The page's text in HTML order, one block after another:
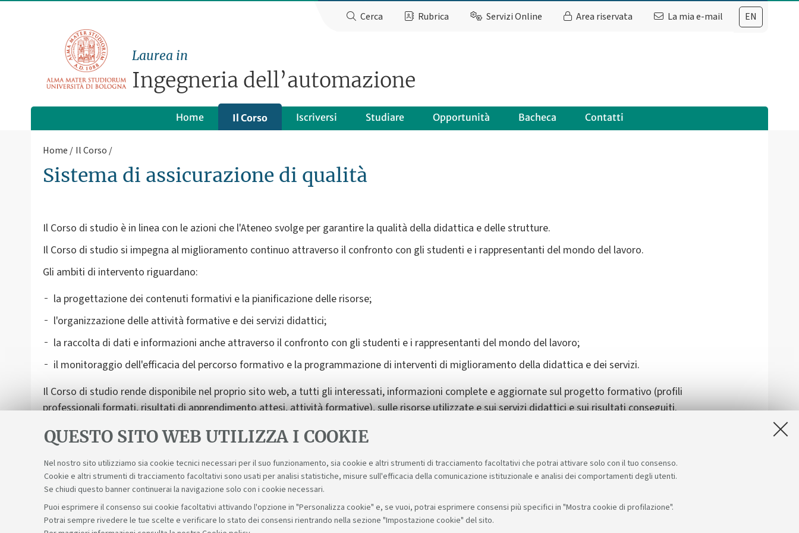
QUESTO SITO WEB UTILIZZA I COOKIE
Nel nostro sito utilizziamo sia cookie tecnici necessari per il suo funzionamento, sia cookie e altri strumenti di tracciamento facoltativi che potrai attivare solo con il tuo consenso.
Cookie e altri strumenti di tracciamento facoltativi sono usati per analisi statistiche, misure sull'efficacia della comunicazione istituzionale e analisi dei comportamenti degli utenti.
Se chiudi questo banner continuerai la navigazione solo con i cookie necessari.
Puoi esprimere il consenso sui cookie facoltativi attivando l'opzione in "Personalizza cookie" e, se vuoi, potrai esprimere consensi più specifici in "Mostra cookie di profilazione".
Potrai sempre rivedere le tue scelte e verificare lo stato dei consensi rientrando nella sezione "Impostazione cookie" del sito.
EN
Cerca Rubrica Servizi Online Area riservata La mia e-mail
Laurea in
Ingegneria dell’automazione
Home Il Corso Iscriversi Studiare Opportunità Bacheca Contatti
Home Il Corso
Sistema di assicurazione di qualità
Il Corso di studio è in linea con le azioni che l'Ateneo svolge per garantire la qualità della didattica e delle strutture.
Il Corso di studio si impegna al miglioramento continuo attraverso il confronto con gli studenti e i rappresentanti del mondo del lavoro.
Gli ambiti di intervento riguardano:
la progettazione dei contenuti formativi e la pianificazione delle risorse;
l'organizzazione delle attività formative e dei servizi didattici;
la raccolta di dati e informazioni anche attraverso il confronto con gli studenti e i rappresentanti del mondo del lavoro;
il monitoraggio dell'efficacia del percorso formativo e la programmazione di interventi di miglioramento della didattica e dei servizi.
Il Corso di studio rende disponibile nel proprio sito web, a tutti gli interessati, informazioni complete e aggiornate sul progetto formativo (profili
professionali formati, risultati di apprendimento attesi, attività formative), sulle risorse utilizzate e sui servizi didattici e sui risultati conseguiti.
Tali informazioni sono pubblicate anche sulPortale Universitalydel Miur, nella Scheda Unica Annuale Corso di Studio (SUA-CdS).